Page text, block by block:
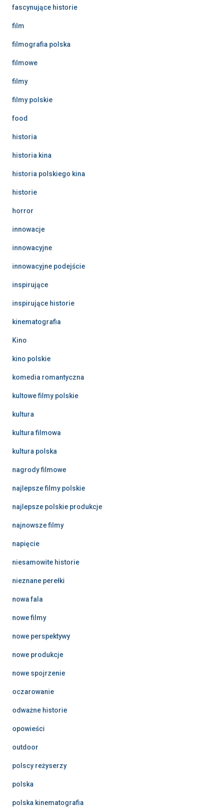
fascynujące historie
film
filmografia polska
filmowe
filmy
filmy polskie
food
historia
historia kina
historia polskiego kina
historie
horror
innowacje
innowacyjne
innowacyjne podejście
inspirujące
inspirujące historie
kinematografia
Kino
kino polskie
komedia romantyczna
kultowe filmy polskie
kultura
kultura filmowa
kultura polska
nagrody filmowe
najlepsze filmy polskie
najlepsze polskie produkcje
najnowsze filmy
napięcie
niesamowite historie
nieznane perełki
nowa fala
nowe filmy
nowe perspektywy
nowe produkcje
nowe spojrzenie
oczarowanie
odważne historie
opowieści
outdoor
polscy reżyserzy
polska
polska kinematografia